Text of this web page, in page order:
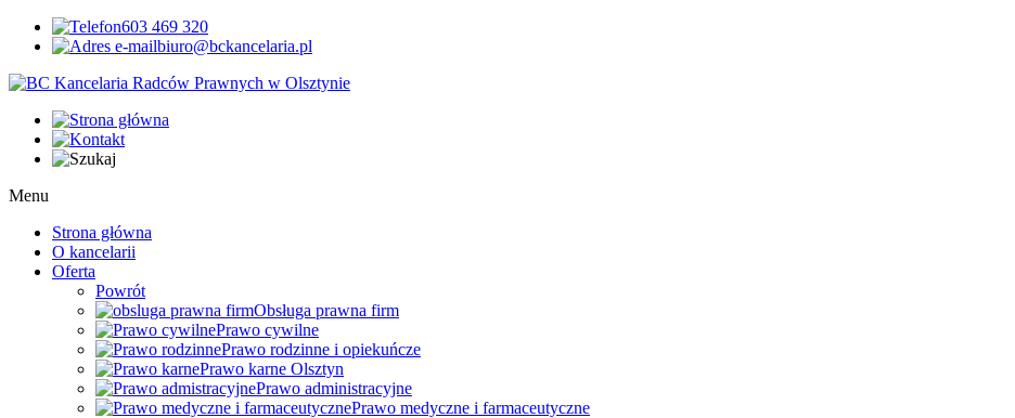
603 469 320
biuro@bckancelaria.pl
Menu
Strona główna
O kancelarii
Oferta
Powrót
Obsługa prawna firm
Prawo cywilne
Prawo rodzinne i opiekuńcze
Prawo karne Olsztyn
Prawo administracyjne
Prawo medyczne i farmaceutyczne